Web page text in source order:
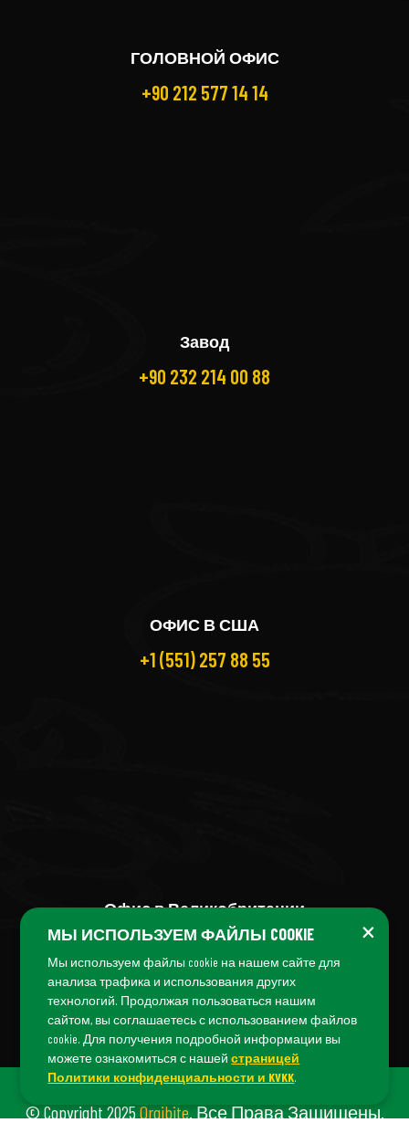
ГОЛОВНОЙ ОФИС
+90 212 577 14 14
Завод
+90 232 214 00 88
ОФИС В США
+1 (551) 257 88 55
Офис в Великобритании
+44 (7456) 04 38 04
© Copyright 2025Orgibite. Все Права Защищены.
×
МЫ ИСПОЛЬЗУЕМ ФАЙЛЫ COOKIE
Мы используем файлы cookie на нашем сайте для
анализа трафика и использования других
технологий. Продолжая пользоваться нашим
сайтом, вы соглашаетесь с использованием файлов
cookie. Для получения подробной информации вы
можете ознакомиться с нашейстраницей
Политики конфиденциальности и KVKK.